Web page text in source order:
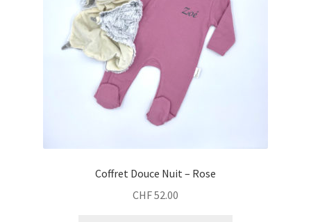
Coffret Douce Nuit – Rose
CHF52.00